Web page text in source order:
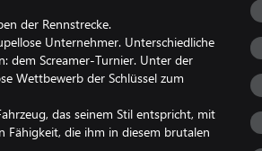
der Rennstrecke.
Unternehmer. Unterschiedliche
dem Screamer-Turnier. Unter der
Wettbewerb der Schlüssel zum
das seinem Stil entspricht, mit
Fähigkeit, die ihm in diesem brutalen